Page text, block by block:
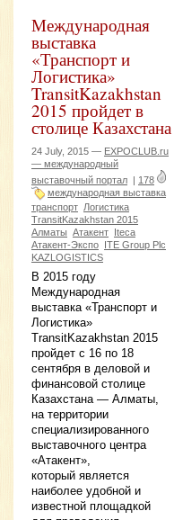
Международная
выставка
«Транспорт и
Логистика»
TransitKazakhstan
2015 пройдет в
столице Казахстана
24 July, 2015 — EXPOCLUB.ru
— международный
выставочный портал | 178
международная выставка
транспорт Логистика
TransitKazakhstan 2015
Алматы Атакент Iteca
Атакент-Экспо ITE Group Plc
KAZLOGISTICS
В 2015 году
Международная
выставка «Транспорт и
Логистика»
TransitKazakhstan 2015
пройдет с 16 по 18
сентября в деловой и
финансовой столице
Казахстана — Алматы,
на территории
специализированного
выставочного центра
«Атакент»,
который является
наиболее удобной и
известной площадкой